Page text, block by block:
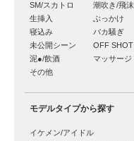
SM/スカトロ
潮吹き/飛沫
生挿入
ぶっかけ
寝込み
バカ騒ぎ
未公開シーン
OFF SHOT
泥●/飲酒
マッサージ
その他
モデルタイプから探す
イケメン/アイドル